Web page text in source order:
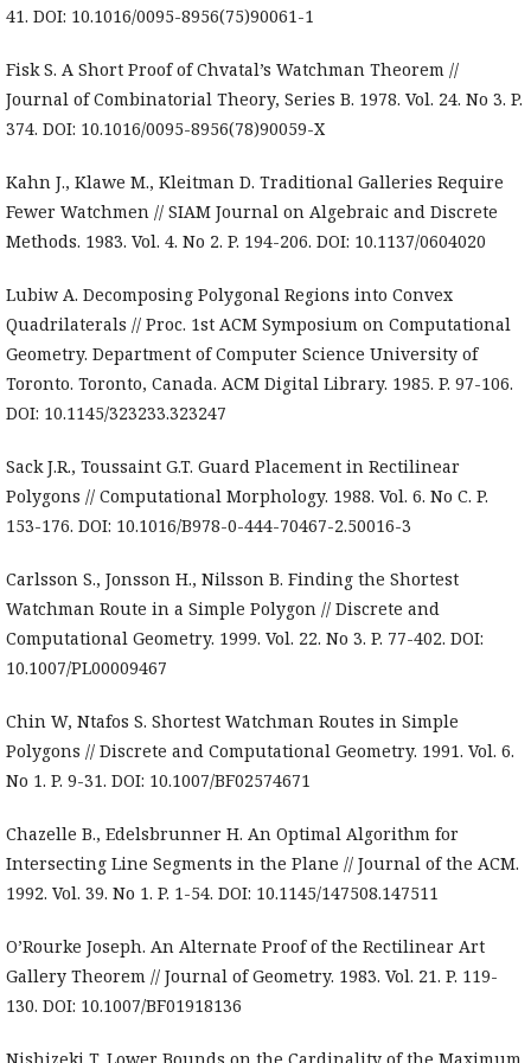
41. DOI: 10.1016/0095-8956(75)90061-1
Fisk S. A Short Proof of Chvatal’s Watchman Theorem //
Journal of Combinatorial Theory, Series B. 1978. Vol. 24. No 3. P.
374. DOI: 10.1016/0095-8956(78)90059-X
Kahn J., Klawe M., Kleitman D. Traditional Galleries Require
Fewer Watchmen // SIAM Journal on Algebraic and Discrete
Methods. 1983. Vol. 4. No 2. P. 194-206. DOI: 10.1137/0604020
Lubiw A. Decomposing Polygonal Regions into Convex
Quadrilaterals // Proc. 1st ACM Symposium on Computational
Geometry. Department of Computer Science University of
Toronto. Toronto, Canada. ACM Digital Library. 1985. P. 97-106.
DOI: 10.1145/323233.323247
Sack J.R., Toussaint G.T. Guard Placement in Rectilinear
Polygons // Computational Morphology. 1988. Vol. 6. No C. P.
153-176. DOI: 10.1016/B978-0-444-70467-2.50016-3
Carlsson S., Jonsson H., Nilsson B. Finding the Shortest
Watchman Route in a Simple Polygon // Discrete and
Computational Geometry. 1999. Vol. 22. No 3. P. 77-402. DOI:
10.1007/PL00009467
Chin W, Ntafos S. Shortest Watchman Routes in Simple
Polygons // Discrete and Computational Geometry. 1991. Vol. 6.
No 1. P. 9-31. DOI: 10.1007/BF02574671
Chazelle B., Edelsbrunner H. An Optimal Algorithm for
Intersecting Line Segments in the Plane // Journal of the ACM.
1992. Vol. 39. No 1. P. 1-54. DOI: 10.1145/147508.147511
O’Rourke Joseph. An Alternate Proof of the Rectilinear Art
Gallery Theorem // Journal of Geometry. 1983. Vol. 21. P. 119-
130. DOI: 10.1007/BF01918136